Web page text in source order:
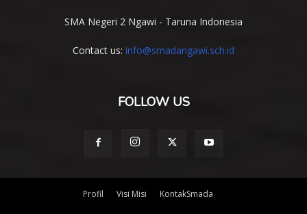
SMA Negeri 2 Ngawi - Taruna Indonesia
Contact us: info@smadangawi.sch.id
FOLLOW US
Profil Visi Misi KontakSmada